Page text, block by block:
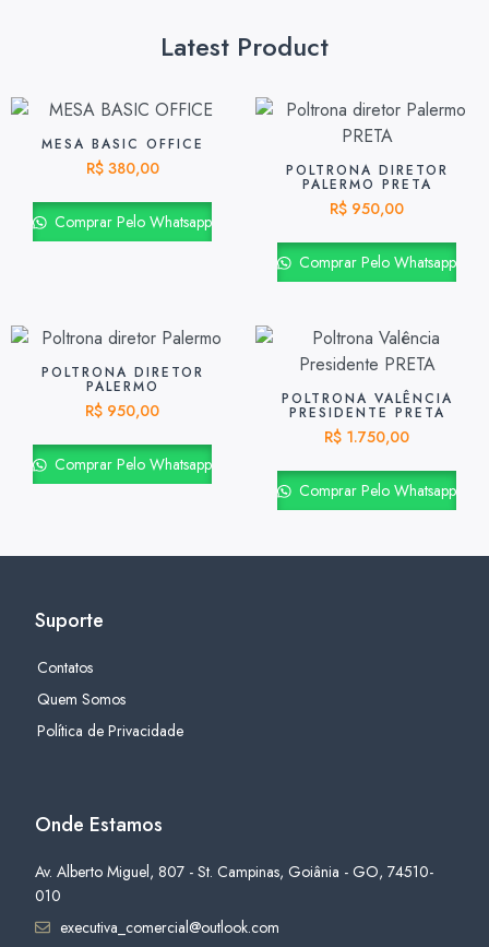
Latest Product
MESA BASIC OFFICE
R$380,00
Comprar Pelo Whatsapp
POLTRONA DIRETOR
PALERMO PRETA
R$ 950,00
Comprar Pelo Whatsapp
POLTRONA DIRETOR
PALERMO
R$ 950,00
Comprar Pelo Whatsapp
POLTRONA VALÊNCIA
PRESIDENTE PRETA
R$ 1.750,00
Comprar Pelo Whatsapp
Suporte
Contatos
Quem Somos
Política de Privacidade
Onde Estamos
Av. Alberto Miguel, 807 - St. Campinas, Goiânia - GO, 74510-
010
executiva_comercial@outlook.com